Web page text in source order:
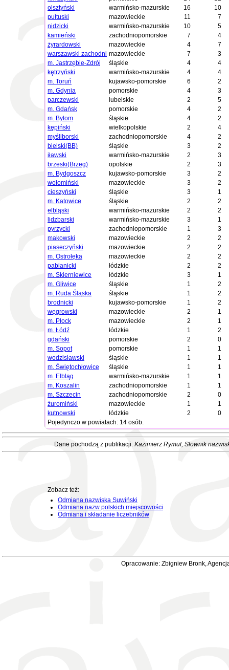
olsztyński
warmińsko-mazurskie 16
10
pułtuski
mazowieckie 11
7
nidzicki
warmińsko-mazurskie 10
5
kamieński
zachodniopomorskie 7
4
żyrardowski
mazowieckie 4
7
warszawski zachodni mazowieckie 7
3
m. Jastrzębie-Zdrój
śląskie 4
4
kętrzyński
warmińsko-mazurskie 4
4
m. Toruń
kujawsko-pomorskie 6
2
m. Gdynia
pomorskie 4
3
parczewski
lubelskie 2
5
m. Gdańsk
pomorskie 4
2
m. Bytom
śląskie 4
2
kępiński
wielkopolskie 2
4
myśliborski
zachodniopomorskie 4
2
bielski(BB)
śląskie 3
2
iławski
warmińsko-mazurskie 2
3
brzeski(Brzeg)
opolskie 2
3
m. Bydgoszcz
kujawsko-pomorskie 3
2
wołomiński
mazowieckie 3
2
cieszyński
śląskie 3
1
m. Katowice
śląskie 2
2
elbląski
warmińsko-mazurskie 2
2
lidzbarski
warmińsko-mazurskie 3
1
pyrzycki
zachodniopomorskie 1
3
makowski
mazowieckie 2
2
piaseczyński
mazowieckie 2
2
m. Ostrołęka
mazowieckie 2
2
pabianicki
łódzkie 2
2
m. Skierniewice
łódzkie 3
1
m. Gliwice
śląskie 1
2
m. Ruda Śląska
śląskie 1
2
brodnicki
kujawsko-pomorskie 1
2
węgrowski
mazowieckie 2
1
m. Płock
mazowieckie 2
1
m. Łódź
łódzkie 1
2
gdański
pomorskie 2
0
m. Sopot
pomorskie 1
1
wodzisławski
śląskie 1
1
m. Świętochłowice
śląskie 1
1
m. Elbląg
warmińsko-mazurskie 1
1
m. Koszalin
zachodniopomorskie 1
1
m. Szczecin
zachodniopomorskie 2
0
żuromiński
mazowieckie 1
1
kutnowski
łódzkie 2
0
Pojedynczo w powiatach: 14 osób.
Dane pochodzą z publikacji: Kazimierz Rymut, Słownik
Zobacz też:
Odmiana nazwiska Suwiński
Odmiana nazw polskich miejscowości
Odmiana i składanie liczebników
Opracowanie: Zbigniew Bronk,